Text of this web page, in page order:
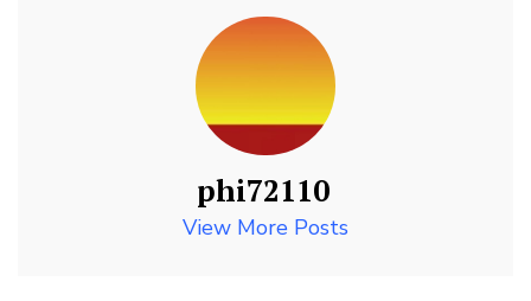
phi72110
View More Posts